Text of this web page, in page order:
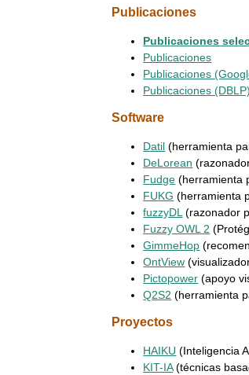
Publicaciones
Publicaciones
Publicaciones
Publicaciones
Publicaciones (DBLP)
Software
Datil (herramienta
DeLorean
Fudge (herramienta
FUKG (herramienta
fuzzyDL (razonador
Fuzzy OWL 2
GimmeHop
OntView
Pictopower (apoyo
Q2S2 (herramienta
Proyectos
HAIKU (Inteligencia
KIT-IA(técnicas